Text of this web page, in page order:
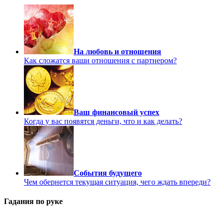
На любовь и отношения
Как сложатся ваши отношения с партнером?
Ваш финансовый успех
Когда у вас появятся деньги, что и как делать?
События будущего
Чем обернется текущая ситуация, чего ждать впереди?
Гадания по руке